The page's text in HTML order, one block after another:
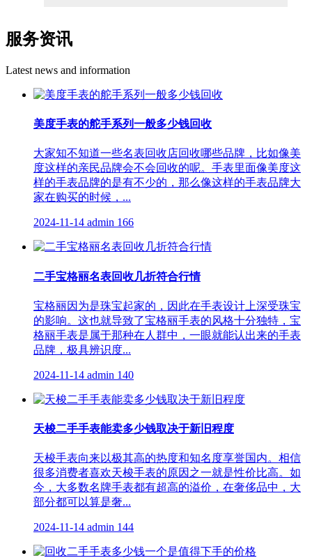
服务资讯
Latest news and information
美度手表的舵手系列一般多少钱回收
大家知不知道一些名表回收店回收哪些品牌，比如像美
度这样的亲民品牌会不会回收的呢。手表里面像美度这
样的手表品牌的是有不少的，那么像这样的手表品牌大
家在购买的时候，...
2024-11-14 admin 166
二手宝格丽名表回收几折符合行情
宝格丽因为是珠宝起家的，因此在手表设计上深受珠宝
的影响。这也就导致了宝格丽手表的风格十分独特，宝
格丽手表是属于那种在人群中，一眼就能认出来的手表
品牌，极具辨识度...
2024-11-14 admin 140
天梭二手手表能卖多少钱取决于新旧程度
天梭手表向来以极其高的热度和知名度享誉国内。相信
很多消费者喜欢天梭手表的原因之一就是性价比高。如
今，大多数名牌手表都有超高的溢价，在奢侈品中，大
部分都可以算是奢...
2024-11-14 admin 144